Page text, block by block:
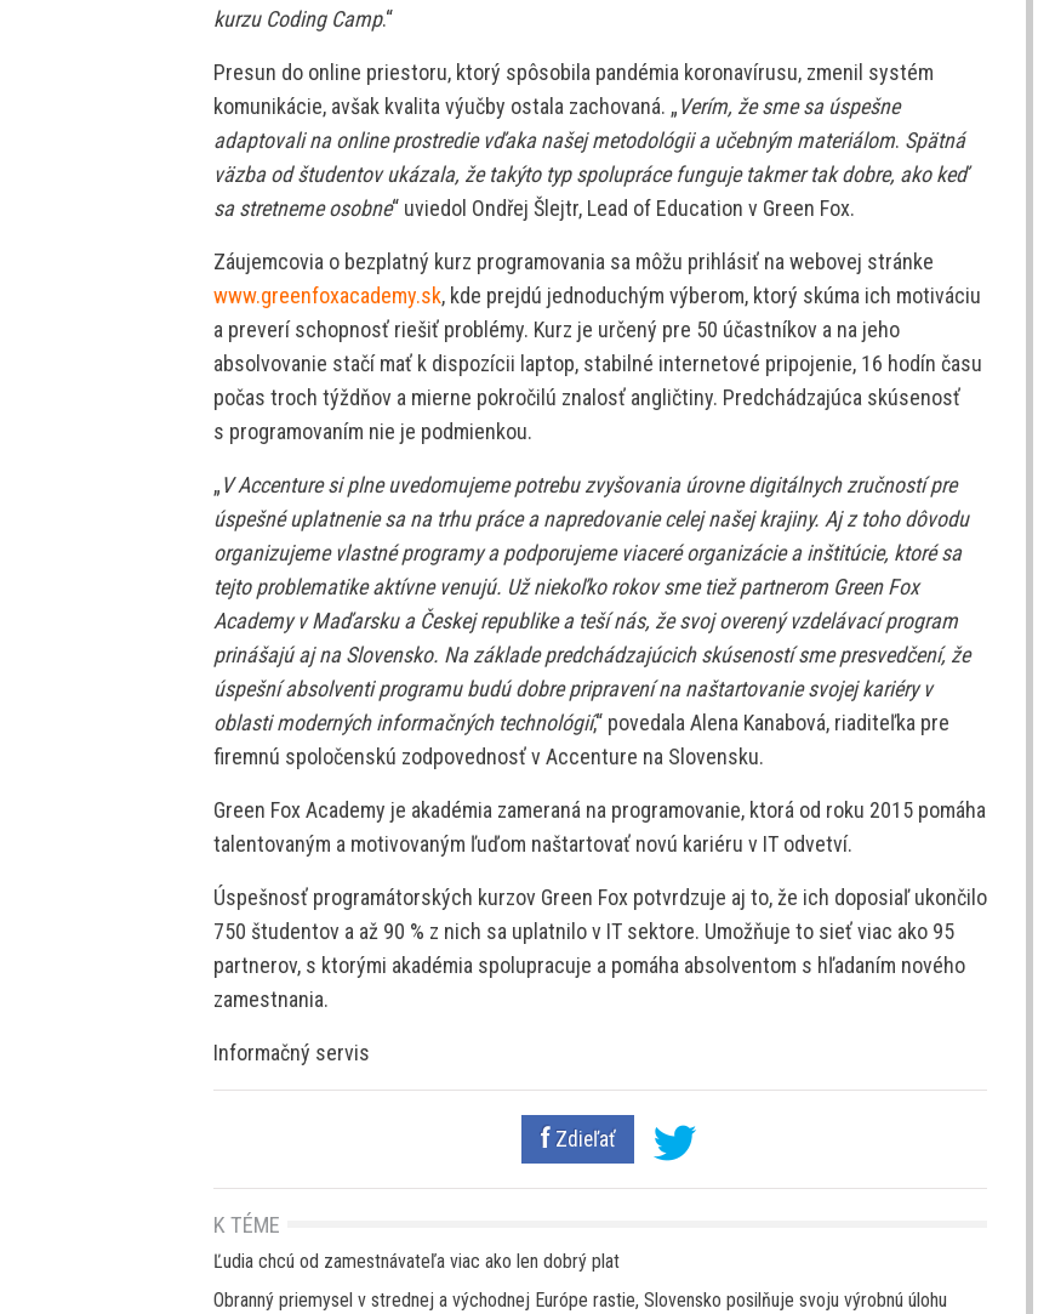
kurzu Coding Camp.“
Presun do online priestoru, ktorý spôsobila pandémia koronavírusu, zmenil systém
komunikácie, avšak kvalita výučby ostala zachovaná. „Verím, že sme sa úspešne
adaptovali na online prostredie vďaka našej metodológii a učebným materiálom. Spätná
väzba od študentov ukázala, že takýto typ spolupráce funguje takmer tak dobre, ako keď
sa stretneme osobne“ uviedol Ondřej Šlejtr, Lead of Education v Green Fox.
Záujemcovia o bezplatný kurz programovania sa môžu prihlásiť na webovej stránke
www.greenfoxacademy.sk, kde prejdú jednoduchým výberom, ktorý skúma ich motiváciu
a preverí schopnosť riešiť problémy. Kurz je určený pre 50 účastníkov a na jeho
absolvovanie stačí mať k dispozícii laptop, stabilné internetové pripojenie, 16 hodín času
počas troch týždňov a mierne pokročilú znalosť angličtiny. Predchádzajúca skúsenosť
s programovaním nie je podmienkou.
„V Accenture si plne uvedomujeme potrebu zvyšovania úrovne digitálnych zručností pre
úspešné uplatnenie sa na trhu práce a napredovanie celej našej krajiny. Aj z toho dôvodu
organizujeme vlastné programy a podporujeme viaceré organizácie a inštitúcie, ktoré sa
tejto problematike aktívne venujú. Už niekoľko rokov sme tiež partnerom Green Fox
Academy v Maďarsku a Českej republike a teší nás, že svoj overený vzdelávací program
prinášajú aj na Slovensko. Na základe predchádzajúcich skúseností sme presvedčení, že
úspešní absolventi programu budú dobre pripravení na naštartovanie svojej kariéry v
oblasti moderných informačných technológií,“ povedala Alena Kanabová, riaditeľka pre
firemnú spoločenskú zodpovednosť v Accenture na Slovensku.
Green Fox Academy je akadémia zameraná na programovanie, ktorá od roku 2015 pomáha
talentovaným a motivovaným ľuďom naštartovať novú kariéru v IT odvetví.
Úspešnosť programátorských kurzov Green Fox potvrdzuje aj to, že ich doposiaľ ukončilo
750 študentov a až 90 % z nich sa uplatnilo v IT sektore. Umožňuje to sieť viac ako 95
partnerov, s ktorými akadémia spolupracuje a pomáha absolventom s hľadaním nového
zamestnania.
Informačný servis
Zdieľať
K TÉME
Ľudia chcú od zamestnávateľa viac ako len dobrý plat
Obranný priemysel v strednej a východnej Európe rastie, Slovensko posilňuje svoju výrobnú úlohu